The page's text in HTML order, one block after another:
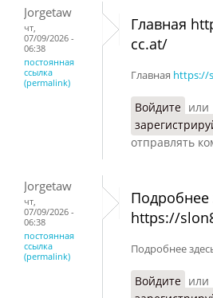
Jorgetaw
чт,
07/09/2026 -
06:38
постоянная
ссылка
(permalink)
Главная
cc.at/
Главная https://
Войдите или
отправлять
Jorgetaw
чт,
07/09/2026 -
06:38
постоянная
ссылка
(permalink)
Подробнее
https://
Подробнее
Войдите или